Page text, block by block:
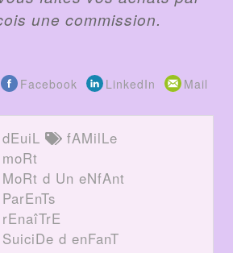
une commission.
Facebook LinkedIn Mail
fAMilLe
d Un eNfAnt
d enFanT